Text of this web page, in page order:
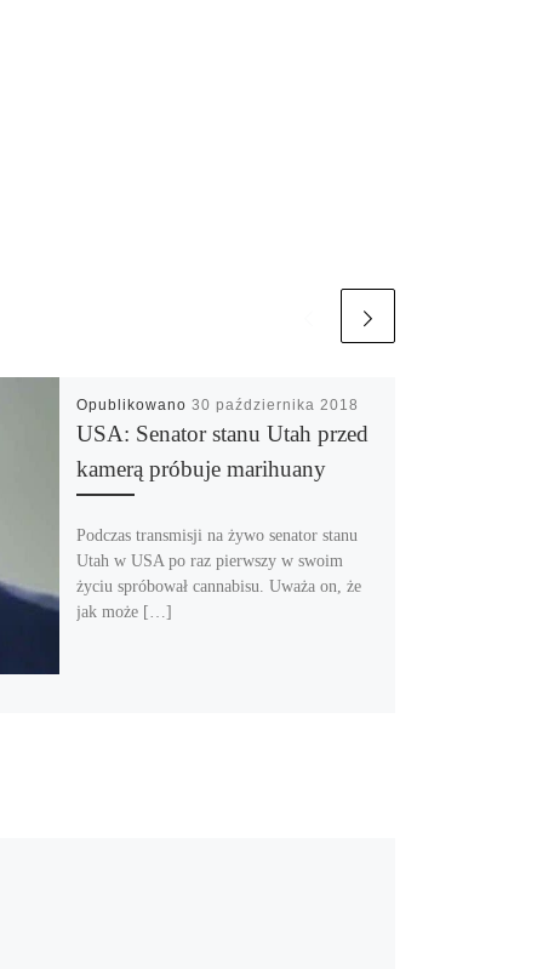
Opublikowano 30 października 2018
USA: Senator stanu Utah przed
kamerą próbuje marihuany
Podczas transmisji na żywo senator stanu
Utah w USA po raz pierwszy w swoim
życiu spróbował cannabisu. Uważa on, że
jak może […]